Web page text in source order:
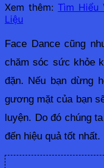
Xem thêm: Tìm Hiểu
Liệu
Face Dance cũng
chăm sóc sức khỏe
đặn. Nếu bạn dừng
gương mặt của bạn
luyện. Do đó chúng
đến hiệu quả tốt nhất.